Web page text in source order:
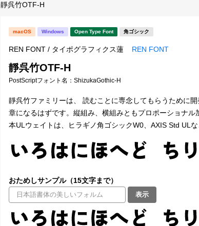
靜呉竹OTF-H
macOS Windows Open Type Font 角ゴシック
REN FONT / タイポグラフィクス蓮 REN FONT
靜呉竹OTF-H
PostScriptフォント名： ShizukaGothic-H
靜呉竹ファミリーは、 読むことに専念してもらうために
章になるはずです。縦組み、横組みともプロポーショナ
本ULウェイトは、ヒラギノ角ゴシックW0、AXIS Std UL
おためしサンプル（15文字まで）
表示